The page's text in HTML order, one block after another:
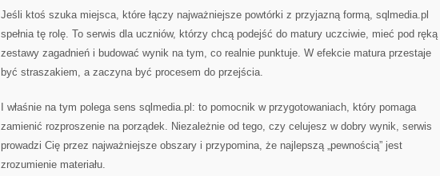
Jeśli ktoś szuka miejsca, które łączy najważniejsze powtórki z przyjazną formą, sqlmedia.pl
spełnia tę rolę. To serwis dla uczniów, którzy chcą podejść do matury uczciwie, mieć pod ręką
zestawy zagadnień i budować wynik na tym, co realnie punktuje. W efekcie matura przestaje
być straszakiem, a zaczyna być procesem do przejścia.
I właśnie na tym polega sens sqlmedia.pl: to pomocnik w przygotowaniach, który pomaga
zamienić rozproszenie na porządek. Niezależnie od tego, czy celujesz w dobry wynik, serwis
prowadzi Cię przez najważniejsze obszary i przypomina, że najlepszą „pewnością” jest
zrozumienie materiału.